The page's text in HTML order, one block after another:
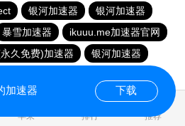
银河加速器
银河加速器
暴雪加速器
ikuuu.me加速器官网
久免费)加速器
银河加速器
苹果 排行 推荐
加速器 下载
0.066425s